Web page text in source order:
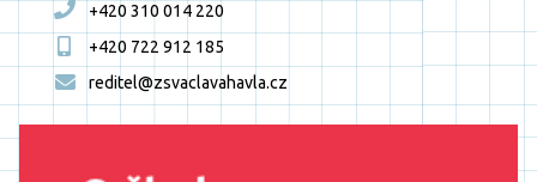
+420 310 014 220
+420 722 912 185
reditel@zsvaclavahavla.cz